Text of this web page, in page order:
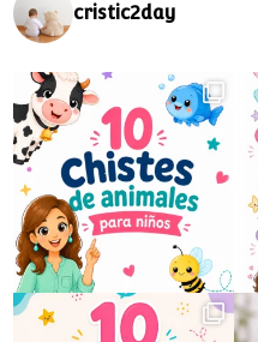
cristic2day